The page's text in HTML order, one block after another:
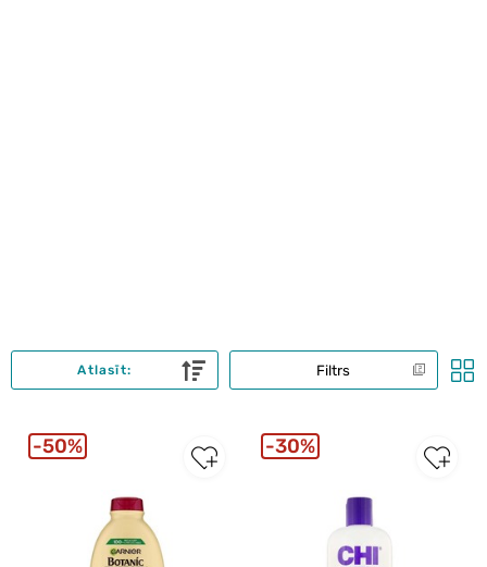
Filtrs
Atlasīt:
50% 30%